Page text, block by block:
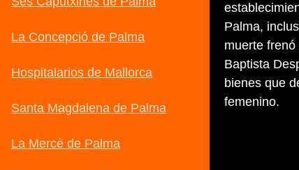
Palma,
muerte
Baptista
bienes que
femenino.